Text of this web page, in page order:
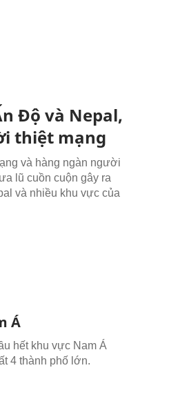
Độ và Nepal,
thiệt mạng
và hàng ngàn người
lũ cuồn cuộn gây ra
và nhiều khu vực của
Á
hết khu vực Nam Á
4 thành phố lớn.